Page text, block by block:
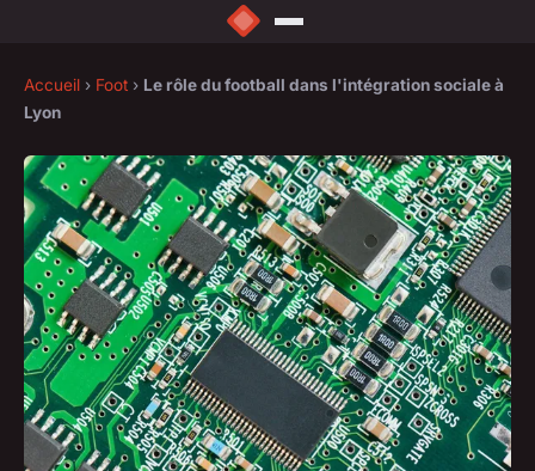
Accueil › Foot › Le rôle du football dans l'intégration sociale à
Lyon